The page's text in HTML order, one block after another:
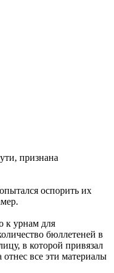
признана
оспорить их
к урнам для
бюллетеней в
в которой привязал
все эти материалы